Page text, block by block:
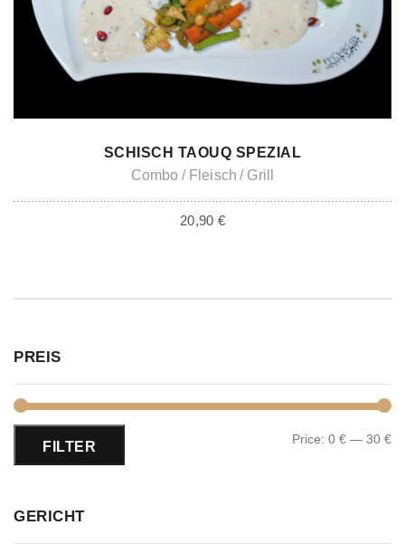
BALD ZUM ABHOLEN VERFÜGBAR
SCHISCH TAOUQ SPEZIAL
Combo
Fleisch Grill
20,90 €
PREIS
FILTER Price: 0 € — 30 €
GERICHT